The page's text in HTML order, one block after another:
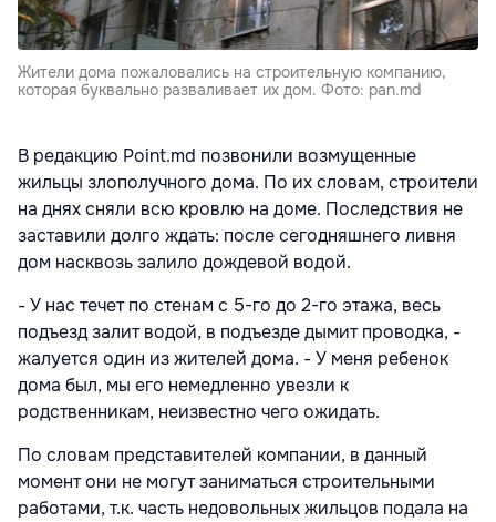
Жители дома пожаловались на строительную компанию,
которая буквально разваливает их дом. Фото: pan.md
В редакцию Point.md позвонили возмущенные
жильцы злополучного дома. По их словам, строители
на днях сняли всю кровлю на доме. Последствия не
заставили долго ждать: после сегодняшнего ливня
дом насквозь залило дождевой водой.
- У нас течет по стенам с 5-го до 2-го этажа, весь
подъезд залит водой, в подъезде дымит проводка, -
жалуется один из жителей дома. - У меня ребенок
дома был, мы его немедленно увезли к
родственникам, неизвестно чего ожидать.
По словам представителей компании, в данный
момент они не могут заниматься строительными
работами, т.к. часть недовольных жильцов подала на